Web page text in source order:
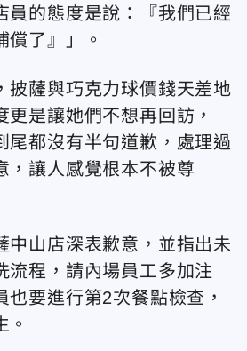
員的態度是說：『我們已經
償了』」。
披薩與巧克力球價錢天差地
更是讓她們不想再回訪，
尾都沒有半句道歉，處理過
，讓人感覺根本不被尊
中山店深表歉意，並指出未
流程，請內場員工多加注
也要進行第2次餐點檢查，
。